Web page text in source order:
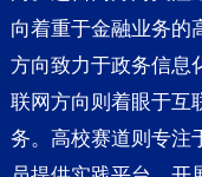
向着重于金融业务的
方向致力于政务信息
联网方向则着眼于互
务。高校赛道则专注